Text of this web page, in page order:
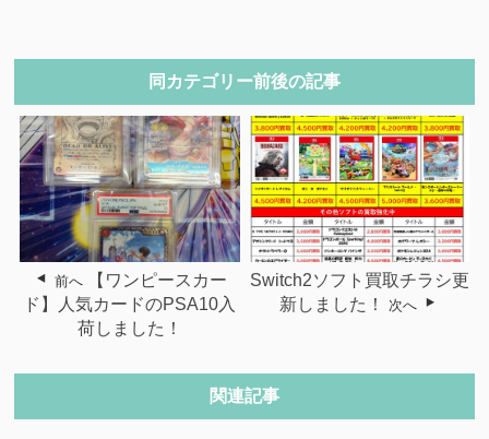
同カテゴリー前後の記事
前へ
【ワンピースカー
ド】人気カードのPSA10入
荷しました！
Switch2ソフト買取チラシ更
新しました！
次へ
関連記事